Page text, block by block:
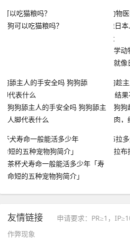
狗可以吃猫粮吗？
学动
就像
狗狗舔主人的手安全吗 狗狗舔主
人脚代表什么
狗狗
肉，
茶杯犬寿命一般能活多少年「寿
命短的五种宠物狗简介」
拉布
友情链接
申请要求：PR≥1，
作弊现象